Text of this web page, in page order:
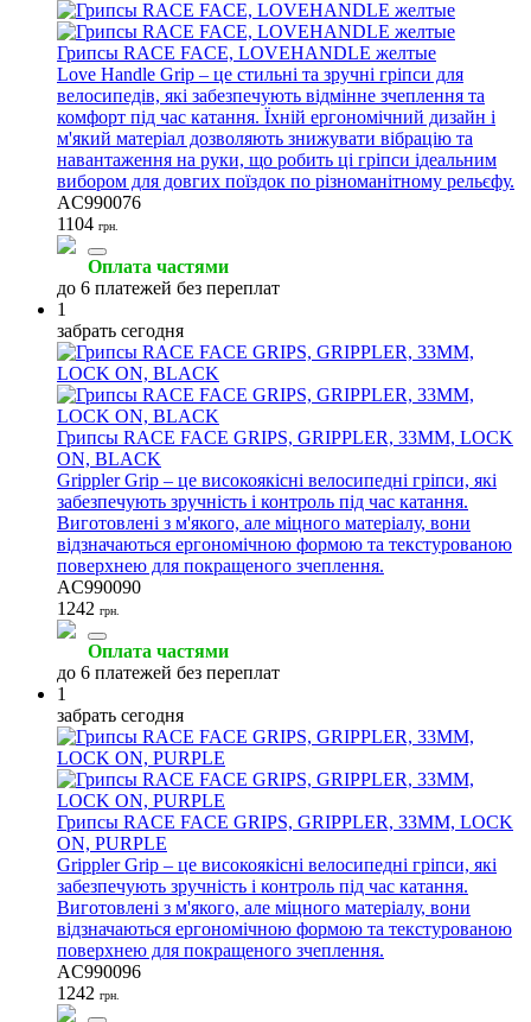
Грипсы RACE FACE, LOVEHANDLE желтые
Love Handle Grip – це стильні та зручні гріпси для
велосипедів, які забезпечують відмінне зчеплення та
комфорт під час катання. Їхній ергономічний дизайн і
м'який матеріал дозволяють знижувати вібрацію та
навантаження на руки, що робить ці гріпси ідеальним
вибором для довгих поїздок по різноманітному рельєфу.
AC990076
1104 грн.
Оплата частями
до 6 платежей без переплат
1
забрать сегодня
Грипсы RACE FACE GRIPS, GRIPPLER, 33MM, LOCK
ON, BLACK
Grippler Grip – це високоякісні велосипедні гріпси, які
забезпечують зручність і контроль під час катання.
Виготовлені з м'якого, але міцного матеріалу, вони
відзначаються ергономічною формою та текстурованою
поверхнею для покращеного зчеплення.
AC990090
1242 грн.
Оплата частями
до 6 платежей без переплат
1
забрать сегодня
Грипсы RACE FACE GRIPS, GRIPPLER, 33MM, LOCK
ON, PURPLE
Grippler Grip – це високоякісні велосипедні гріпси, які
забезпечують зручність і контроль під час катання.
Виготовлені з м'якого, але міцного матеріалу, вони
відзначаються ергономічною формою та текстурованою
поверхнею для покращеного зчеплення.
AC990096
1242 грн.